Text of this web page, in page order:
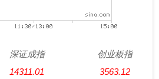
深证成指
14311.01
创业板指
3563.12